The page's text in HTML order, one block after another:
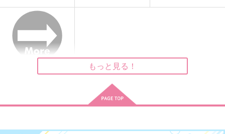
EVERYDAY RENTAN
ぼっかけ
990円
煉獄杏寿郎×竈門炭治郎
サンプル
あはれ、思ひ人
サンプル
Last piece Two
サンプル
もっと見る！